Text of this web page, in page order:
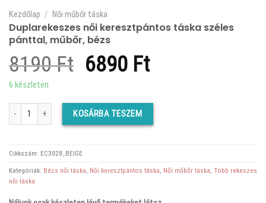
Kezdőlap / Női műbőr táska
Duplarekeszes női keresztpántos táska széles
pánttal, műbőr, bézs
8190Ft Original
was:
8190 Ft.
6890 FtCurrent
is:
6890 Ft.
6 készleten
Duplarekeszes női keresztpántos táska széles pánttal, műbőr, bézs mennyiség
KOSÁRBA TESZEM
Cikkszám: EC3028_BEIGE
Kategóriák: Bézs női táska, Női keresztpántos táska, Női műbőr táska, Több rekeszes
női táska